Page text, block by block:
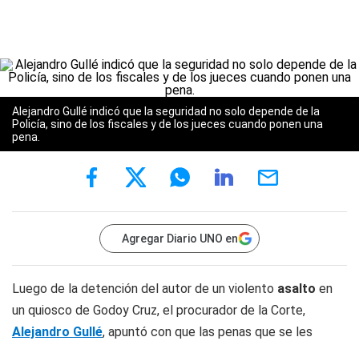
Alejandro Gullé indicó que la seguridad no solo depende de la
Policía, sino de los fiscales y de los jueces cuando ponen una
pena.
Agregar Diario UNO en
Luego de la detención del autor de un violento asalto en
un quiosco de Godoy Cruz, el procurador de la Corte,
Alejandro Gullé, apuntó con que las penas que se les